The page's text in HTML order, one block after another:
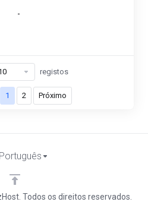
-
1 2 Próximo
registos
Todos os direitos reservados.
Português